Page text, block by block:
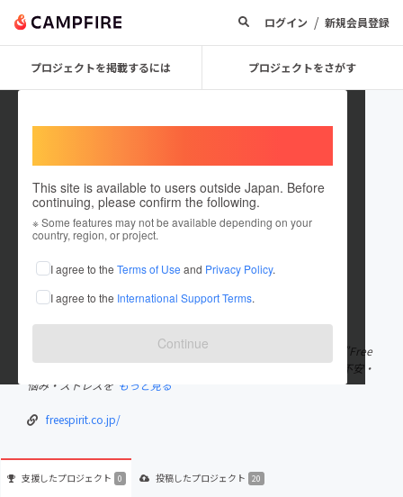
ログイン / 新規会員登録
プロジェクトを掲載するには プロジェクトをさがす
This site is available to users outside Japan. Before
continuing, please confirm the following.
※ Some features may not be available depending on your
country, region, or project.
I agree to the Terms of Use and Privacy Policy.
I agree to the International Support Terms.
Continue
Free Spirit company limited
これまでに20件のプロジェクトを投稿しています
在住国：日本 現在地：千葉県
出身国：日本 出身地：神奈川県
Free Spirit株式会社の代表取締役 鴨志田と申します。 社名である”Free
Spirit”とは、「自由な精神・自由人」という意味を持ちます。 「不安・
悩み・ストレスを もっと見る
freespirit.co.jp/
支援したプロジェクト 0 投稿したプロジェクト 20